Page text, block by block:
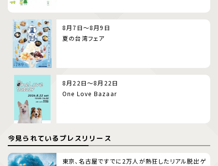
8月7日～8月9日
夏の台湾フェア
8月22日～8月22日
One Love Bazaar
今見られているプレスリリース
東京、名古屋ですでに2万人が熱狂したリアル脱出ゲ